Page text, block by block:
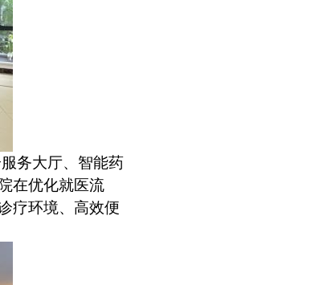
务大厅、智能药
在优化就医流
疗环境、高效便